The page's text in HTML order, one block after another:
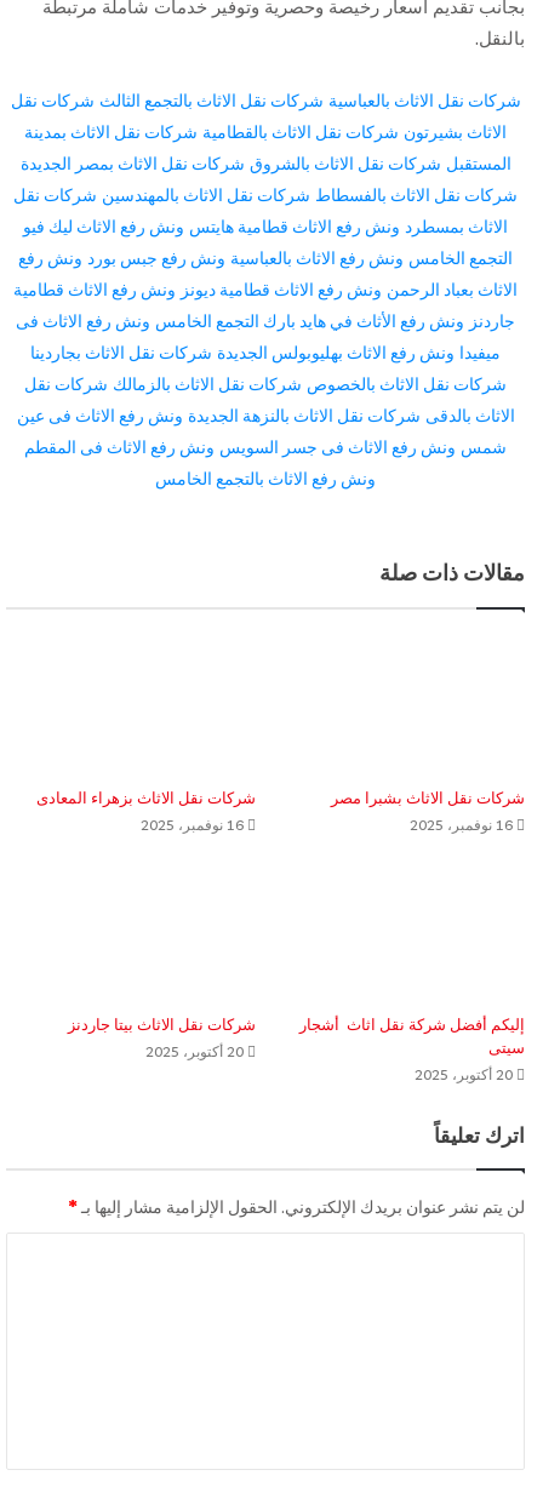
بجانب تقديم أسعار رخيصة وحصرية وتوفير خدمات شاملة مرتبطة
بالنقل.
شركات نقل الاثاث بالعباسية شركات نقل الاثاث بالتجمع الثالث شركات نقل
الاثاث بشيرتون شركات نقل الاثاث بالقطامية شركات نقل الاثاث بمدينة
المستقبل شركات نقل الاثاث بالشروق شركات نقل الاثاث بمصر الجديدة
شركات نقل الاثاث بالفسطاط شركات نقل الاثاث بالمهندسين شركات نقل
الاثاث بمسطرد ونش رفع الاثاث قطامية هايتس ونش رفع الاثاث ليك فيو
التجمع الخامس ونش رفع الاثاث بالعباسية ونش رفع جبس بورد ونش رفع
الاثاث بعباد الرحمن ونش رفع الاثاث قطامية ديونز ونش رفع الاثاث قطامية
جاردنز ونش رفع الأثاث في هايد بارك التجمع الخامس ونش رفع الاثاث فى
ميفيدا ونش رفع الاثاث بهليوبولس الجديدة شركات نقل الاثاث بجاردينا
شركات نقل الاثاث بالخصوص شركات نقل الاثاث بالزمالك شركات نقل
الاثاث بالدقى شركات نقل الاثاث بالنزهة الجديدة ونش رفع الاثاث فى عين
شمس ونش رفع الاثاث فى جسر السويس ونش رفع الاثاث فى المقطم
ونش رفع الاثاث بالتجمع الخامس
مقالات ذات صلة
شركات نقل الاثاث بشبرا مصر
16 نوفمبر، 2025
شركات نقل الاثاث بزهراء المعادى
16 نوفمبر، 2025
إليكم أفضل شركة نقل اثاث أشجار
سيتى
20 أكتوبر، 2025
شركات نقل الاثاث بيتا جاردنز
20 أكتوبر، 2025
اترك تعليقاً
لن يتم نشر عنوان بريدك الإلكتروني. الحقول الإلزامية مشار إليها بـ*